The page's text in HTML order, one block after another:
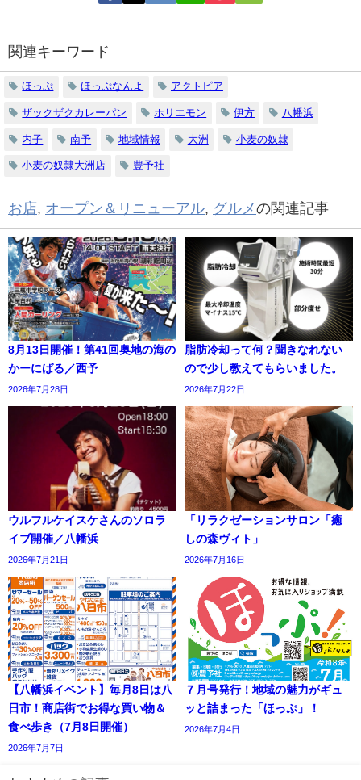
関連キーワード
ほっぷ ほっぷなんよ アクトピア
ザックザクカレーパン ホリエモン 伊方 八幡浜
内子 南予 地域情報 大洲 小麦の奴隷
小麦の奴隷大洲店 豊予社
お店, オープン＆リニューアル, グルメの関連記事
8月13日開催！第41回奥地の海の
かーにばる／西予
2026年7月28日
脂肪冷却って何？聞きなれない
ので少し教えてもらいました。
2026年7月22日
ウルフルケイスケさんのソロラ
イブ開催／八幡浜
2026年7月21日
「リラクゼーションサロン「癒
しの森ヴィト」
2026年7月16日
【八幡浜イベント】毎月8日は八
日市！商店街でお得な買い物＆
食べ歩き（7月8日開催）
2026年7月7日
７月号発行！地域の魅力がギュ
ッと詰まった「ほっぷ」！
2026年7月4日